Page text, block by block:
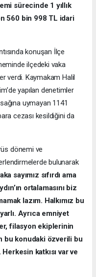
sürecinde 1 yıllık
560 bin 998 TL idari
konuşan İlçe
ilçedeki vaka
verdi. Kaymakam Halil
yapılan denetimler
uymayan 1141
cezası kesildiğini da
dönemi ve
bulunarak
sayımız sıfırdı ama
ortalamasını biz
lazım. Halkımız bu
Ayrıca emniyet
filasyon ekiplerinin
bu konudaki özverili bu
katkısı var ve